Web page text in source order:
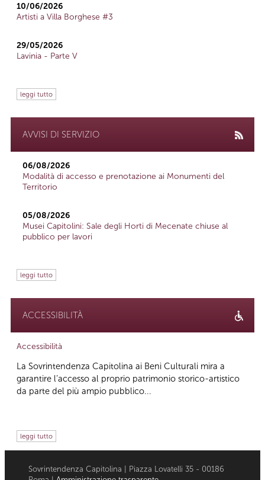
10/06/2026
Artisti a Villa Borghese #3
29/05/2026
Lavinia - Parte V
leggi tutto
AVVISI DI SERVIZIO
06/08/2026
Modalità di accesso e prenotazione ai Monumenti del
Territorio
05/08/2026
Musei Capitolini: Sale degli Horti di Mecenate chiuse al
pubblico per lavori
leggi tutto
ACCESSIBILITÀ
Accessibilità
La Sovrintendenza Capitolina ai Beni Culturali mira a
garantire l’accesso al proprio patrimonio storico-artistico
da parte del più ampio pubblico...
leggi tutto
Sovrintendenza Capitolina | Piazza Lovatelli 35 - 00186